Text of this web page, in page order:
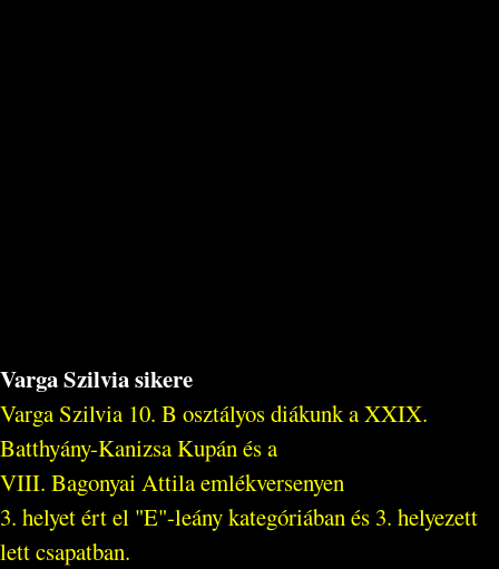
Varga Szilvia sikere
Varga Szilvia 10. B osztályos diákunk a XXIX.
Batthyány-Kanizsa Kupán és a
VIII. Bagonyai Attila emlékversenyen
3. helyet ért el "E"-leány kategóriában és 3. helyezett
lett csapatban.